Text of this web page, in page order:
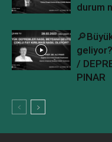
durum
/
PINAR